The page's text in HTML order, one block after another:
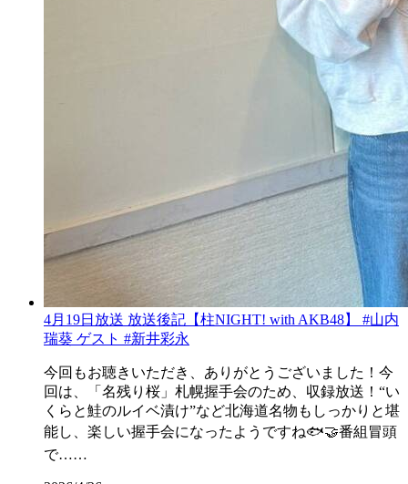
4月19日放送 放送後記【柱NIGHT! with AKB48】 #山内
瑞葵 ゲスト #新井彩永
今回もお聴きいただき、ありがとうございました！今
回は、「名残り桜」札幌握手会のため、収録放送！“い
くらと鮭のルイベ漬け”など北海道名物もしっかりと堪
能し、楽しい握手会になったようですね🐟🤝番組冒頭
で……